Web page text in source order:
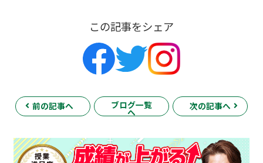
この記事をシェア
前の記事へ ブログ一覧
へ
次の記事へ